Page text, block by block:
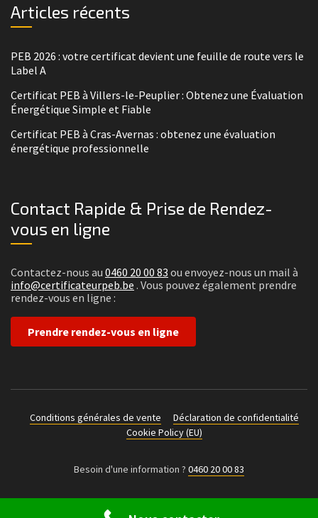
Articles récents
PEB 2026 : votre certificat devient une feuille de route vers le
Label A
Certificat PEB à Villers-le-Peuplier : Obtenez une Évaluation
Énergétique Simple et Fiable
Certificat PEB à Cras-Avernas : obtenez une évaluation
énergétique professionnelle
Contact Rapide & Prise de Rendez-
vous en ligne
Contactez-nous au 0460 20 00 83 ou envoyez-nous un mail à
info@certificateurpeb.be . Vous pouvez également prendre
rendez-vous en ligne :
Prendre rendez-vous en ligne
Conditions générales de vente
Déclaration de confidentialité
Cookie Policy (EU)
Besoin d'une information ? 0460 20 00 83